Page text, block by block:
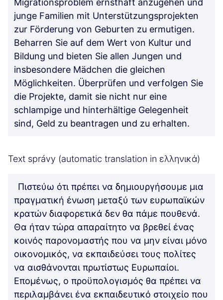
Migrationsproblem ernsthaft anzugehen und
junge Familien mit Unterstützungsprojekten
zur Förderung von Geburten zu ermutigen.
Beharren Sie auf dem Wert von Kultur und
Bildung und bieten Sie allen Jungen und
insbesondere Mädchen die gleichen
Möglichkeiten. Überprüfen und verfolgen Sie
die Projekte, damit sie nicht nur eine
schlampige und hinterhältige Gelegenheit
sind, Geld zu beantragen und zu erhalten.
Text správy (automatic translation in ελληνικά)
Πιστεύω ότι πρέπει να δημιουργήσουμε μια
πραγματική ένωση μεταξύ των ευρωπαϊκών
κρατών διαφορετικά δεν θα πάμε πουθενά.
Θα ήταν τώρα απαραίτητο να βρεθεί ένας
κοινός παρονομαστής που να μην είναι μόνο
οικονομικός, να εκπαιδεύσει τους πολίτες
να αισθάνονται πρωτίστως Ευρωπαίοι.
Επομένως, ο προϋπολογισμός θα πρέπει να
περιλαμβάνει ένα εκπαιδευτικό στοιχείο που